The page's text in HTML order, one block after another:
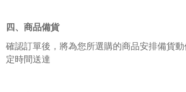
四、商品備貨
確認訂單後，將為您所選購的商品安排備貨
定時間送達